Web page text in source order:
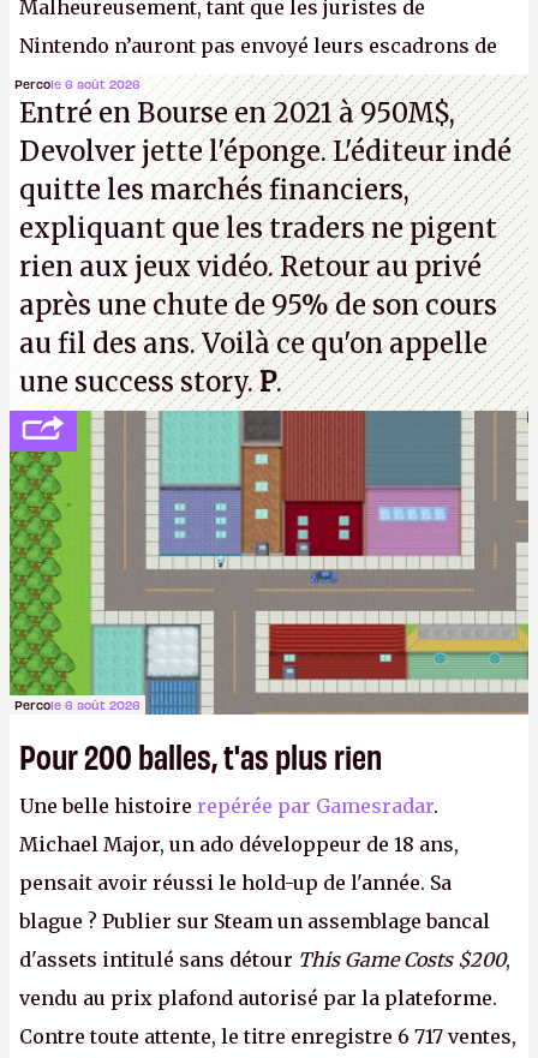
Malheureusement, tant que les juristes de
Nintendo n’auront pas envoyé leurs escadrons de
la mort judiciaires pour distribuer du copyright
strike à tour de bras, l'Oncle Sam continuera
d'étaler sa confiture intellectuelle sur vos
souvenirs d'enfance.P.
Percole 6 août 2026
Entré en Bourse en 2021 à 950M$,
Devolver jette l'éponge. L'éditeur indé
quitte les marchés financiers,
expliquant que les traders ne pigent
rien aux jeux vidéo. Retour au privé
après une chute de 95% de son cours
au fil des ans. Voilà ce qu'on appelle
une success story.P.
Percole 6 août 2026
Pour 200 balles, t'as plus rien
Une belle histoire repérée par Gamesradar.
Michael Major, un ado développeur de 18 ans,
pensait avoir réussi le hold-up de l'année. Sa
blague ? Publier sur Steam un assemblage bancal
d'assets intitulé sans détour This Game Costs $200,
vendu au prix plafond autorisé par la plateforme.
Contre toute attente, le titre enregistre 6 717 ventes,